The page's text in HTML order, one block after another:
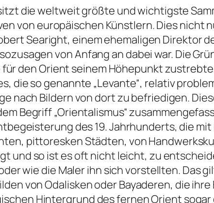
die weltweit größte und wichtigste
von europäischen Künstlern. Dies nicht
Searight, einem ehemaligen Direktor
von Anfang an dabei war. Die
den Orient seinem Höhepunkt
die so genannte „Levante“, relativ
nach Bildern von dort zu befriedigen.
Begriff „Orientalismus“
des 19. Jahrhunderts, die
pittoresken Städten, von
und so ist es oft nicht leicht, zu
wie die Maler ihn sich vorstellten. Das
von Odalisken oder Bayaderen, die
Hintergrund des fernen Orient